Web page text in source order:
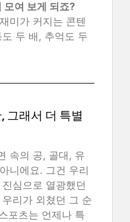
모여 보게 되죠?
미가 커지는 콘텐
두 배, 추억도 두
그래서 더 특별
속의 공, 골대, 유
니에요. 그건 우리
심으로 열광했던
리가 외쳤던 그 순
포츠는 언제나 특